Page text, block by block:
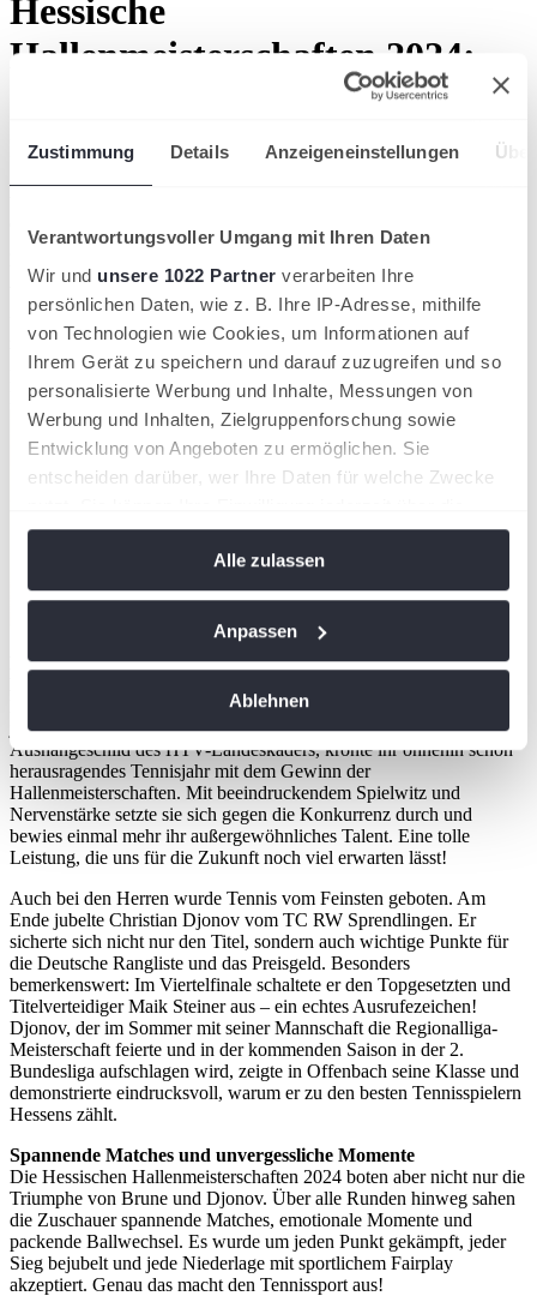
Zustimmung Details Anzeigeneinstellungen
Verantwortungsvoller Umgang mit Ihren Daten
Wir und unsere 1022 Partner verarbeiten Ihre
persönlichen Daten, wie z. B. Ihre IP-Adresse, mithilfe
von Technologien wie Cookies, um Informationen auf
Ihrem Gerät zu speichern und darauf zuzugreifen und so
personalisierte Werbung und Inhalte, Messungen von
Werbung und Inhalten, Zielgruppenforschung sowie
Entwicklung von Angeboten zu ermöglichen. Sie
entscheiden darüber, wer Ihre Daten für welche Zwecke
Cookie-Erklärung oder durch Klicken auf das Privacy
Trigger Symbol ändern oder widerrufen
Wenn Sie es erlauben, würden wir auch gerne:
bestimmten Merkmalen (Fingerprinting) identifizieren
Erfahren Sie mehr darüber, wie Ihre persönlichen Daten
verarbeitet werden, und legen Sie Ihre Präferenzen im
Abschnitt Einzelheitenfest.
Wir verwenden Cookies, um Inhalte und Anzeigen zu
personalisieren, Funktionen für soziale Medien anbieten
zu können und die Zugriffe auf unsere Website zu
analysieren. Außerdem geben wir Informationen zu Ihrer
Verwendung unserer Website an unsere Partner für
soziale Medien, Werbung und Analysen weiter. Unsere
Partner führen diese Informationen möglicherweise mit
weiteren Daten zusammen, die Sie ihnen bereitgestellt
haben oder die sie im Rahmen Ihrer Nutzung der Dienste
gesammelt haben. DieCookie-Einstellungenkönnen
jederzeit über den Link im Footer aufgerufen und
angepasst werden.
Alle zulassen
Anpassen
Ablehnen
Hessische
Hallenmeisterschaften 2024:
Spannung, Emotionen und
neue Champions in Offenbach!
gaben sich bei den Hessischen Hallenmeisterschaften 2024 die Ehre
und lieferten sich packende Duelle um den begehrten Meistertitel,
insgesamt 2.000 Euro. Vier Tage lang wurde hochklassiges Tennis
geboten, das die Zuschauer begeisterte und einige Überraschungen
bereithielt.
Hessische Meisterschaften
Hessischer Tennis-Verband
Brune krönt ihr Märchenjahr, Djonov triumphiert bei den
Bei den Damen gab es eine mehr als verdiente Siegerin: Die erst 15-
jährige Emilia Brune vom TC Bad Homburg, ein echtes
Aushängeschild des HTV-Landeskaders, krönte ihr ohnehin schon
herausragendes Tennisjahr mit dem Gewinn der
Hallenmeisterschaften. Mit beeindruckendem Spielwitz und
Nervenstärke setzte sie sich gegen die Konkurrenz durch und
bewies einmal mehr ihr außergewöhnliches Talent. Eine tolle
Leistung, die uns für die Zukunft noch viel erwarten lässt!
Auch bei den Herren wurde Tennis vom Feinsten geboten. Am
Ende jubelte Christian Djonov vom TC RW Sprendlingen. Er
sicherte sich nicht nur den Titel, sondern auch wichtige Punkte für
die Deutsche Rangliste und das Preisgeld. Besonders
bemerkenswert: Im Viertelfinale schaltete er den Topgesetzten und
Titelverteidiger Maik Steiner aus – ein echtes Ausrufezeichen!
Djonov, der im Sommer mit seiner Mannschaft die Regionalliga-
Meisterschaft feierte und in der kommenden Saison in der 2.
Bundesliga aufschlagen wird, zeigte in Offenbach seine Klasse und
demonstrierte eindrucksvoll, warum er zu den besten Tennisspielern
Hessens zählt.
Spannende Matches und unvergessliche Momente
Die Hessischen Hallenmeisterschaften 2024 boten aber nicht nur die
Triumphe von Brune und Djonov. Über alle Runden hinweg sahen
die Zuschauer spannende Matches, emotionale Momente und
packende Ballwechsel. Es wurde um jeden Punkt gekämpft, jeder
Sieg bejubelt und jede Niederlage mit sportlichem Fairplay
akzeptiert. Genau das macht den Tennissport aus!